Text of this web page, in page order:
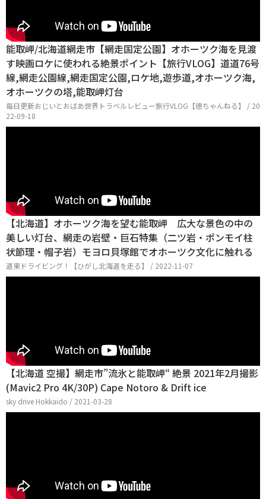
能取岬/北海道網走市【網走国定公園】オホーツク海を見渡
す映画ロケに使われる絶景ポイント【旅行VLOG】道道76号
線,網走公園線,網走国定公園,ロケ地,遊歩道,オホーツク海,
オホーツクの塔,能取岬灯台
毎日更新おじいとおばあ世界トラベルレビュー旅行VLOG【徳ちゃんねる】 / 20
22-09-18
【北海道】オホーツク海を望む能取岬 広大な景色の中の
美しい灯台、網走の岩壁・巨石特集（二ツ岩・ポンモイ柱
状節理・帽子岩）モヨロ貝塚館でオホーツク文化に触れる
道東ドライビング！【ひがし北海道を走る】 / 2022-11-07
【北海道 空撮】網走市”流氷と能取岬“ 絶景 2021年2月撮影
(Mavic2 Pro 4K/30P) Cape Notoro & Drift ice
sky drive Hokkaido / 2021-03-28